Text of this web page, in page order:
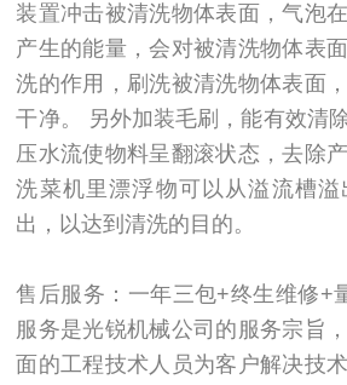
装置冲击被清洗物体表面，气泡
产生的能量，会对被清洗物体表
洗的作用，刷洗被清洗物体表面
干净。 另外加装毛刷，能有效清
压水流使物料呈翻滚状态，去除
洗菜机里漂浮物可以从溢流槽
出，以达到清洗的目的。
售后服务：一年三包+终生维修+
服务是光锐机械公司的服务宗旨
面的工程技术人员为客户解决技